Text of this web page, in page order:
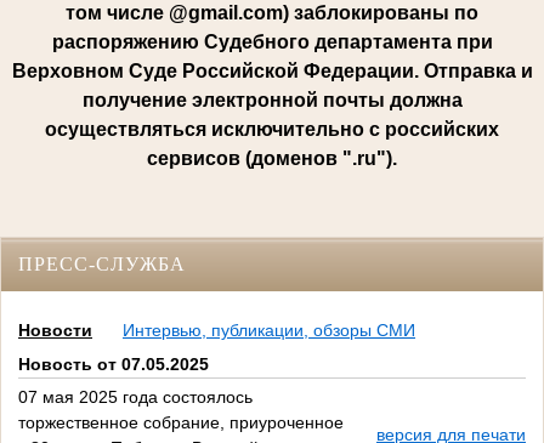
том числе @gmail.com) заблокированы по
распоряжению Судебного департамента при
Верховном Суде Российской Федерации. Отправка и
получение электронной почты должна
осуществляться исключительно с российских
сервисов (доменов ".ru").
ПРЕСС-СЛУЖБА
Новости
Интервью, публикации, обзоры СМИ
Новость от 07.05.2025
07 мая 2025 года состоялось
торжественное собрание, приуроченное
версия для печати